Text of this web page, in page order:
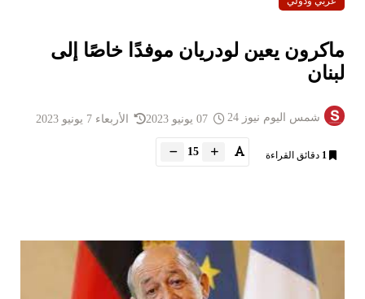
ماكرون يعين لودريان موفدًا خاصًا إلى
لبنان
شمس اليوم نيوز 24 الأربعاء 7 يونيو 2023
1 دقائق القراءة 15